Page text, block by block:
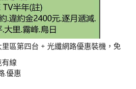
區第四台 + 光纖網路優惠裝機，免
有線
.優惠